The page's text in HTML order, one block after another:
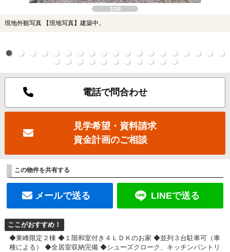
1/30
現地外観写真 【現地写真】建築中。
電話で問合わせ
見学希望・資料請求
資金計画のご相談
この物件を共有する
メールで送る LINEで送る
ここがおすすめ！
◆東峰限定２棟 ◆１階和室付き４ＬＤＫのお家 ◆並列３台駐車可（車
種による） ◆全居室収納完備 ◆シューズクローク、キッチンパントリ